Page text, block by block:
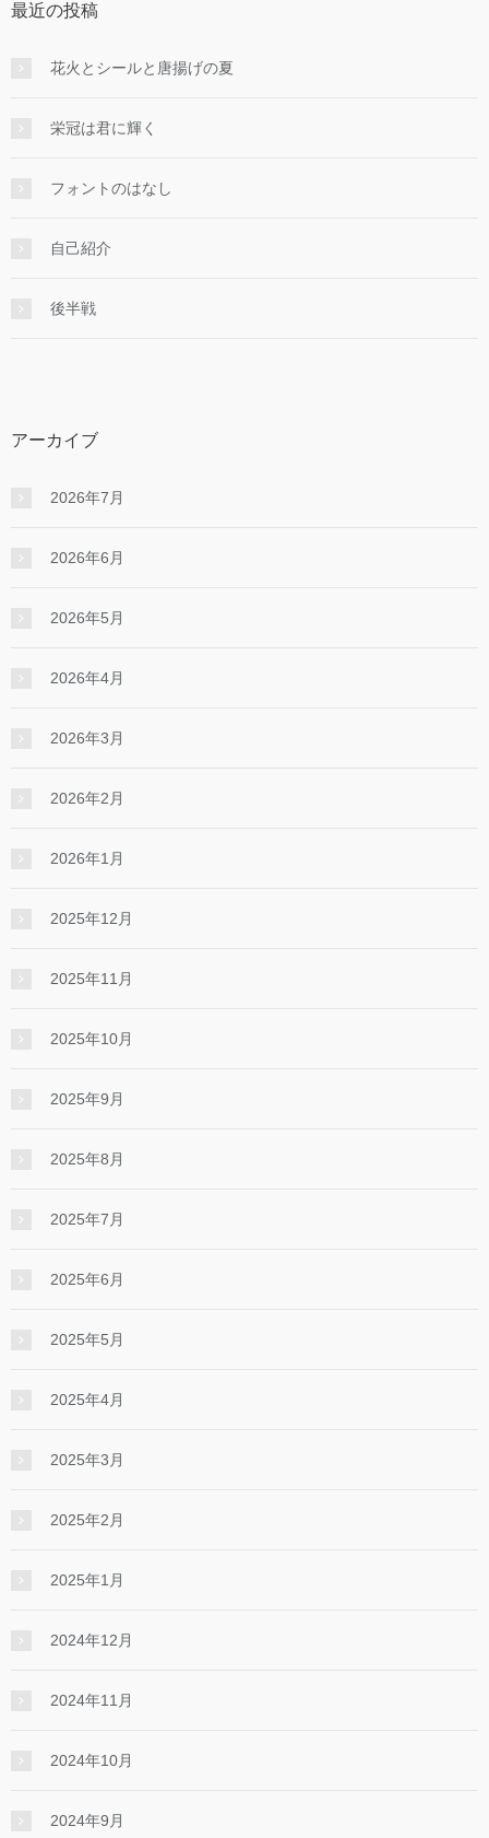
最近の投稿
花火とシールと唐揚げの夏
栄冠は君に輝く
フォントのはなし
自己紹介
後半戦
アーカイブ
2026年7月
2026年6月
2026年5月
2026年4月
2026年3月
2026年2月
2026年1月
2025年12月
2025年11月
2025年10月
2025年9月
2025年8月
2025年7月
2025年6月
2025年5月
2025年4月
2025年3月
2025年2月
2025年1月
2024年12月
2024年11月
2024年10月
2024年9月